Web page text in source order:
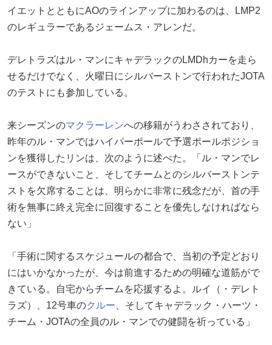
イエットとともにAOのラインアップに加わるのは、LMP2
のレギュラーであるジェームス・アレンだ。
デレトラズはル・マンにキャデラックのLMDhカーを走ら
せるだけでなく、火曜日にシルバーストンで行われたJOTA
のテストにも参加している。
来シーズンのマクラーレンへの移籍がうわさされており、
昨年のル・マンではハイパーポールで予選ポールポジショ
ンを獲得したリンは、次のように述べた。「ル・マンでレ
ースができないこと、そしてチームとのシルバーストンテ
ストを欠席することは、明らかに非常に残念だが、首の手
術を無事に終え完全に回復することを優先しなければなら
ない」
「手術に関するスケジュールの都合で、当初の予定どおり
にはいかなかったが、今は前進するための明確な道筋がで
きている。自宅からチームを応援するよ。ルイ（・デレト
ラズ）、12号車のクルー 、そしてキャデラック・ハーツ・
チーム・JOTAの全員のル・マンでの健闘を祈っている」